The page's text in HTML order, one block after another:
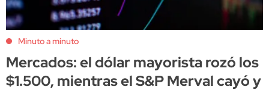
Minuto a minuto
Mercados: el dólar mayorista rozó los
$1.500, mientras el S&P Merval cayó y